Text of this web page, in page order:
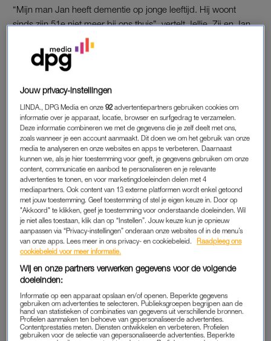
“Mijn man Jan heeft dementie op jonge leeftijd. Hij woont
sinds zijn 51e niet meer bij ons thuis”, vertelt Jellie. Zij en Jan
hebben twee dochters: Ymke (22) en Janne (19), die pas 11
en 14 jaar oud zijn wanneer hun vader in een verpleeghuis
terechtkomt. “Achteraf realiseerden we dat hij al vanaf 2010
In augustus 2016 heeft Jan een ‘omslagdag’ en raakt hij van
de een op de andere dag in de war. “Hij werd acuut
opgenomen in het ziekenhuis en al snel moest hij naar
psychiatrie. We belandden in een traject om erachter te
komen wat er aan de hand was. Pas in 2019 werd de
diagnosefrontale temporale dementievastgesteld. We weten
dat het progressief is en dat hij dus steeds zieker wordt.”
Purser Christel is
mantelzorger voor dochter (23)
door kunnen als ik weg ben'
LEVEND VERLIES
Jouw privacy-instellingen
LINDA., DPG Media en onze92 advertentiepartners gebruiken cookies om
informatie over je apparaat, locatie, browser en surfgedrag te verzamelen.
Deze informatie combineren we met de gegevens die je zelf deelt met ons,
zoals wanneer je een account aanmaakt. Dit doen we om het gebruik van onze
media te analyseren en onze websites en apps te verbeteren. Daarnaast
kunnen we, als je hier toestemming voor geeft, je gegevens gebruiken om onze
content, communicatie en aanbod te personaliseren en je relevante
advertenties te tonen, en voor marketingdoeleinden delen met 4
mediapartners. Ook content van 13 externe platformen wordt enkel getoond
met jouw toestemming. Geef toestemming of stel je eigen keuze in. Door op
"Akkoord" te klikken, geef je toestemming voor onderstaande doeleinden. Wil
je niet alles toestaan, klik dan op “Instellen”. Jouw keuze kun je opnieuw
aanpassen via “Privacy-instellingen” onderaan onze websites of in de menu’s
van onze apps. Lees meer in ons privacy- en cookiebeleid.
Raadpleeg ons
cookiebeleid voor meer informatie.
Wij en onze partners verwerken gegevens voor de volgende
doeleinden:
Informatie op een apparaat opslaan en/of openen. Beperkte gegevens
gebruiken om advertenties te selecteren. Publieksgroepen begrijpen aan de
hand van statistieken of combinaties van gegevens uit verschillende bronnen.
Profielen aanmaken ten behoeve van gepersonaliseerde advertenties.
Contentprestaties meten. Diensten ontwikkelen en verbeteren. Profielen
gebruiken voor de selectie van gepersonaliseerde advertenties. Beperkte